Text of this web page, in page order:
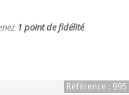
1 point de fidélité
Référence : 995